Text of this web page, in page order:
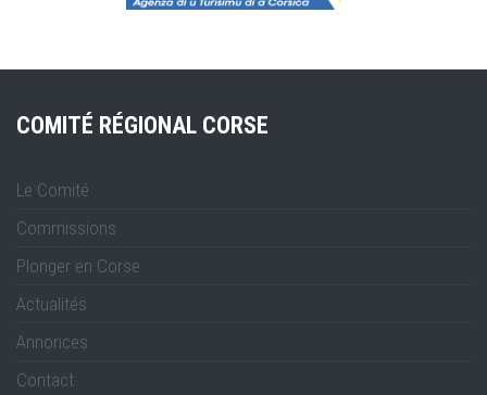
COMITÉ RÉGIONAL CORSE
Le Comité
Commissions
Plonger en Corse
Actualités
Annonces
Contact